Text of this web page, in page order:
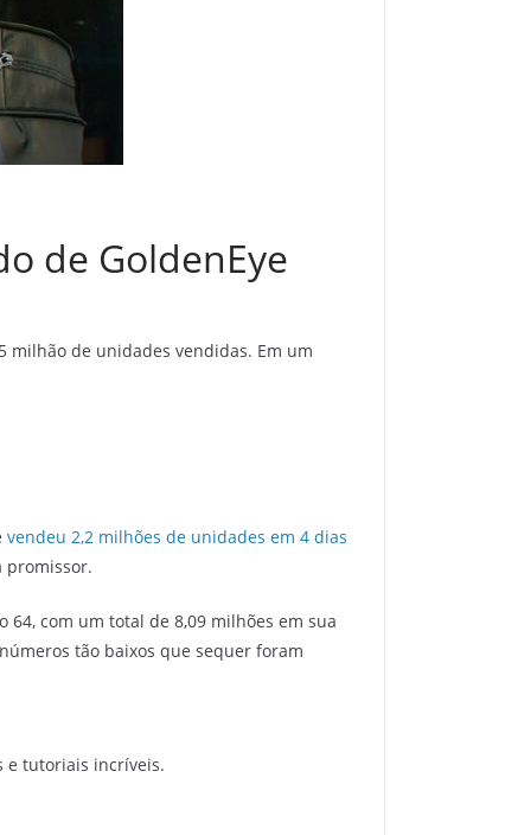
de GoldenEye
milhão de unidades vendidas. Em um
vendeu 2,2 milhões de unidades em 4 dias
promissor.
64, com um total de 8,09 milhões em sua
tão baixos que sequer foram
e tutoriais incríveis.